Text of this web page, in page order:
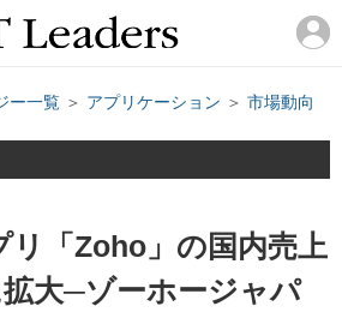
ー一覧 ＞ アプリケーション ＞ 市場動向
リ「Zoho」の国内売上
大─ゾーホージャパ